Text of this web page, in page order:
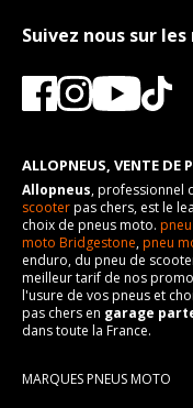
Suivez nous sur
ALLOPNEUS, VENTE DE
Allopneus, professionnel
scooterpas chers, est le
choix de pneus moto.
moto Bridgestone,pneu
enduro, du pneu de
meilleur tarif de nos
l'usure de vos pneus et
pas chers en garage
dans toute la France.
MARQUES PNEUS MOTO